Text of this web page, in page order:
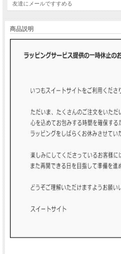
友達にメールですすめる
商品説明